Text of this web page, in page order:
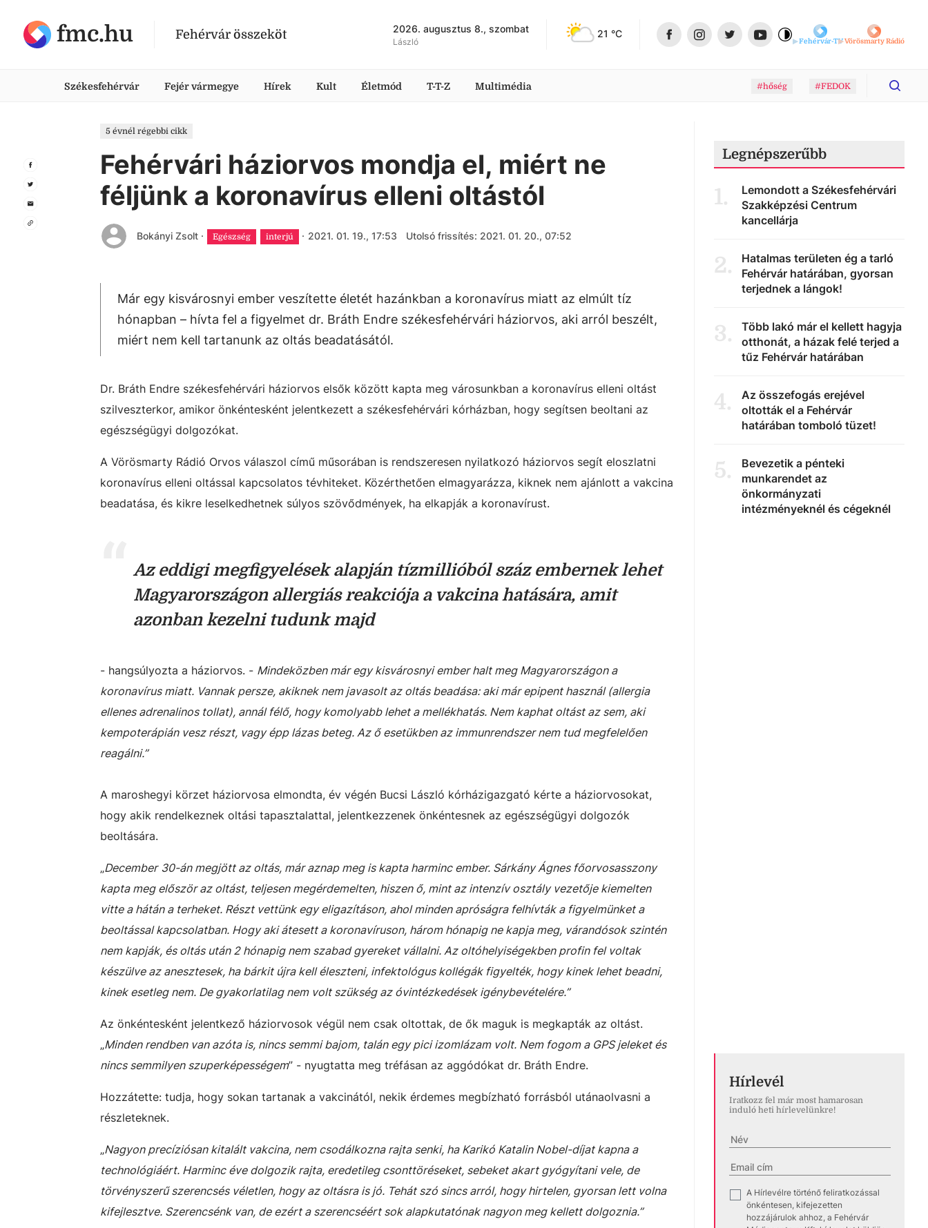
fmc.hu Fehérvár összeköt 2026. augusztus 8., szombat
László
21 °C
Fehérvár-TVVörösmarty Rádió
Székesfehérvár Fejér vármegye Hírek Kult Életmód T-T-Z Multimédia #hőség #FEDOK
5 évnél régebbi cikk
Fehérvári háziorvos mondja el, miért ne
féljünk a koronavírus elleni oltástól
Bokányi Zsolt · Egészség interjú · 2021. 01. 19., 17:53 Utolsó frissítés: 2021. 01. 20., 07:52
Már egy kisvárosnyi ember veszítette életét hazánkban a koronavírus miatt az elmúlt tíz
hónapban – hívta fel a figyelmet dr. Bráth Endre székesfehérvári háziorvos, aki arról beszélt,
miért nem kell tartanunk az oltás beadatásától.
Dr. Bráth Endre székesfehérvári háziorvos elsők között kapta meg városunkban a koronavírus elleni oltást
szilveszterkor, amikor önkéntesként jelentkezett a székesfehérvári kórházban, hogy segítsen beoltani az
egészségügyi dolgozókat.
A Vörösmarty Rádió Orvos válaszol című műsorában is rendszeresen nyilatkozó háziorvos segít eloszlatni
koronavírus elleni oltással kapcsolatos tévhiteket. Közérthetően elmagyarázza, kiknek nem ajánlott a vakcina
beadatása, és kikre leselkedhetnek súlyos szövődmények, ha elkapják a koronavírust.
Az eddigi megfigyelések alapján tízmillióból száz embernek lehet
Magyarországon allergiás reakciója a vakcina hatására, amit
azonban kezelni tudunk majd
- hangsúlyozta a háziorvos. - Mindeközben már egy kisvárosnyi ember halt meg Magyarországon a
koronavírus miatt. Vannak persze, akiknek nem javasolt az oltás beadása: aki már epipent használ (allergia
ellenes adrenalinos tollat), annál félő, hogy komolyabb lehet a mellékhatás. Nem kaphat oltást az sem, aki
kempoterápián vesz részt, vagy épp lázas beteg. Az ő esetükben az immunrendszer nem tud megfelelően
reagálni.”
A maroshegyi körzet háziorvosa elmondta, év végén Bucsi László kórházigazgató kérte a háziorvosokat,
hogy akik rendelkeznek oltási tapasztalattal, jelentkezzenek önkéntesnek az egészségügyi dolgozók
beoltására.
„December 30-án megjött az oltás, már aznap meg is kapta harminc ember. Sárkány Ágnes főorvosasszony
kapta meg először az oltást, teljesen megérdemelten, hiszen ő, mint az intenzív osztály vezetője kiemelten
vitte a hátán a terheket. Részt vettünk egy eligazításon, ahol minden apróságra felhívták a figyelmünket a
beoltással kapcsolatban. Hogy aki átesett a koronavíruson, három hónapig ne kapja meg, várandósok szintén
nem kapják, és oltás után 2 hónapig nem szabad gyereket vállalni. Az oltóhelyiségekben profin fel voltak
készülve az anesztesek, ha bárkit újra kell éleszteni, infektológus kollégák figyelték, hogy kinek lehet beadni,
kinek esetleg nem. De gyakorlatilag nem volt szükség az óvintézkedések igénybevételére.”
Az önkéntesként jelentkező háziorvosok végül nem csak oltottak, de ők maguk is megkapták az oltást.
„Minden rendben van azóta is, nincs semmi bajom, talán egy pici izomlázam volt. Nem fogom a GPS jeleket és
nincs semmilyen szuperképességem” - nyugtatta meg tréfásan az aggódókat dr. Bráth Endre.
Hozzátette: tudja, hogy sokan tartanak a vakcinától, nekik érdemes megbízható forrásból utánaolvasni a
részleteknek.
„Nagyon precíziósan kitalált vakcina, nem csodálkozna rajta senki, ha Karikó Katalin Nobel-díjat kapna a
technológiáért. Harminc éve dolgozik rajta, eredetileg csonttöréseket, sebeket akart gyógyítani vele, de
törvényszerű szerencsés véletlen, hogy az oltásra is jó. Tehát szó sincs arról, hogy hirtelen, gyorsan lett volna
kifejlesztve. Szerencsénk van, de ezért a szerencséért sok alapkutatónak nagyon meg kellett dolgoznia.”
Legnépszerűbb
1.
Lemondott a Székesfehérvári
Szakképzési Centrum
kancellárja
2.
Hatalmas területen ég a tarló
Fehérvár határában, gyorsan
terjednek a lángok!
3.
Több lakó már el kellett hagyja
otthonát, a házak felé terjed a
tűz Fehérvár határában
4.
Az összefogás erejével
oltották el a Fehérvár
határában tomboló tüzet!
5.
Bevezetik a pénteki
munkarendet az
önkormányzati
intézményeknél és cégeknél
Hírlevél
Iratkozz fel már most hamarosan
induló heti hírlevelünkre!
✓
A Hírlevélre történő feliratkozással
önkéntesen, kifejezetten
hozzájárulok ahhoz, a Fehérvár